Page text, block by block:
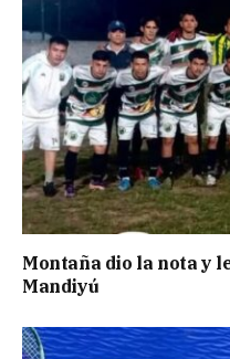
Montaña dio la nota y
Mandiyú